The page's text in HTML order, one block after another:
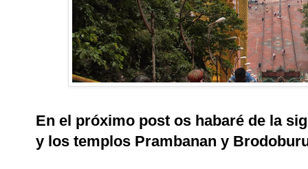
En el próximo post os habaré de la
y los templos Prambanan y